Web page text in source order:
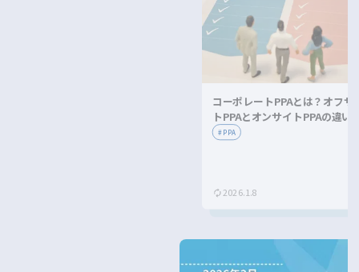
コーポレートPPAとは？オフサ
トPPAとオンサイトPPAの違い
メリット・デメリットを解説！
#PPA
2026.1.8